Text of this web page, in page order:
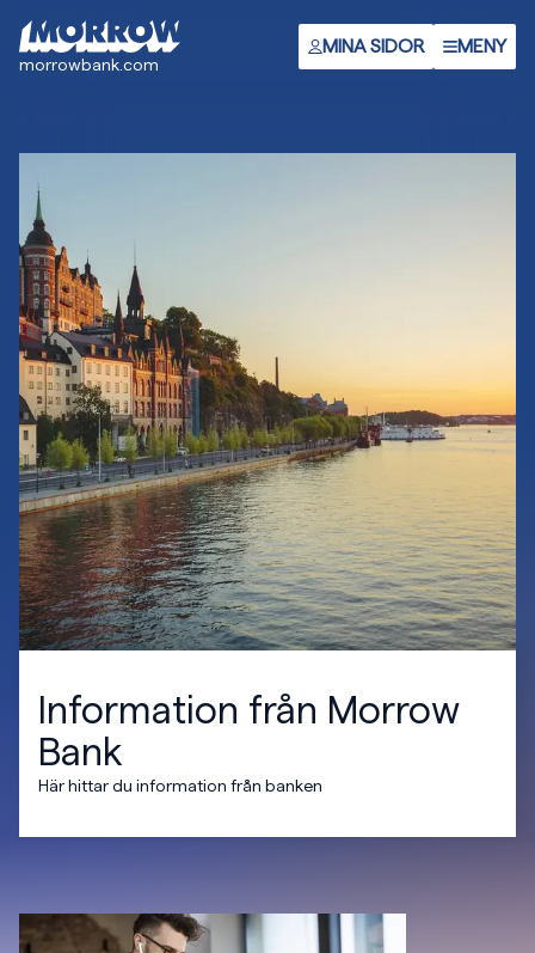
huvudinnehåll
morrowbank.com
MINA SIDOR MENY
Information från Morrow
Bank
Här hittar du information från banken